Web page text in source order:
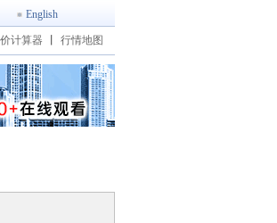
English
计算器 行情地图